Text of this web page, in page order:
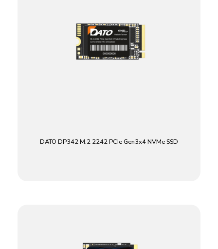
DATO DP342 M.2 2242 PCIe Gen3x4 NVMe SSD